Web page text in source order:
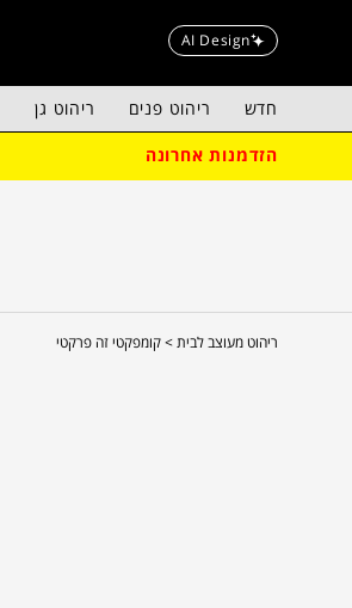
AI Design
חדש ריהוט פנים ריהוט גן
הזדמנות אחרונה
ריהוט מעוצב לבית >קומפקטי זה פרקטי